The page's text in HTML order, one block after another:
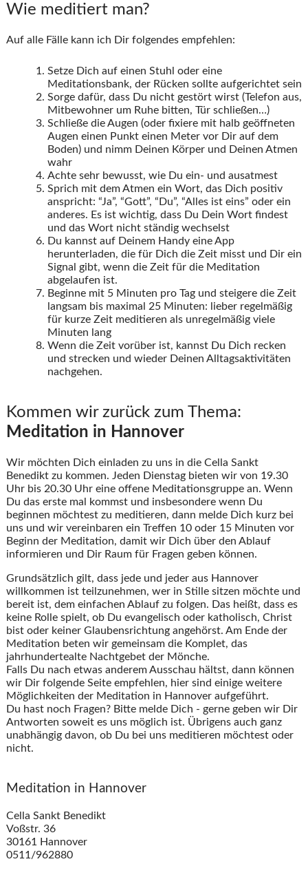
Wie meditiert man?
Auf alle Fälle kann ich Dir folgendes empfehlen:
Setze Dich auf einen Stuhl oder eine
Meditationsbank, der Rücken sollte aufgerichtet sein
Sorge dafür, dass Du nicht gestört wirst (Telefon aus,
Mitbewohner um Ruhe bitten, Tür schließen…)
Schließe die Augen (oder fixiere mit halb geöffneten
Augen einen Punkt einen Meter vor Dir auf dem
Boden) und nimm Deinen Körper und Deinen Atmen
wahr
Achte sehr bewusst, wie Du ein- und ausatmest
Sprich mit dem Atmen ein Wort, das Dich positiv
anspricht: “Ja”, “Gott”, “Du”, “Alles ist eins” oder ein
anderes. Es ist wichtig, dass Du Dein Wort findest
und das Wort nicht ständig wechselst
Du kannst auf Deinem Handy eine App
herunterladen, die für Dich die Zeit misst und Dir ein
Signal gibt, wenn die Zeit für die Meditation
abgelaufen ist.
Beginne mit 5 Minuten pro Tag und steigere die Zeit
langsam bis maximal 25 Minuten: lieber regelmäßig
für kurze Zeit meditieren als unregelmäßig viele
Minuten lang
Wenn die Zeit vorüber ist, kannst Du Dich recken
und strecken und wieder Deinen Alltagsaktivitäten
nachgehen.
Kommen wir zurück zum Thema:
Meditation in Hannover
Wir möchten Dich einladen zu uns in die Cella Sankt
Benedikt zu kommen. Jeden Dienstag bieten wir von 19.30
Uhr bis 20.30 Uhr eine offene Meditationsgruppe an. Wenn
Du das erste mal kommst und insbesondere wenn Du
beginnen möchtest zu meditieren, dann melde Dich kurz bei
uns und wir vereinbaren ein Treffen 10 oder 15 Minuten vor
Beginn der Meditation, damit wir Dich über den Ablauf
informieren und Dir Raum für Fragen geben können.
Grundsätzlich gilt, dass jede und jeder aus Hannover
willkommen ist teilzunehmen, wer in Stille sitzen möchte und
bereit ist, dem einfachen Ablauf zu folgen. Das heißt, dass es
keine Rolle spielt, ob Du evangelisch oder katholisch, Christ
bist oder keiner Glaubensrichtung angehörst. Am Ende der
Meditation beten wir gemeinsam die Komplet, das
jahrhundertealte Nachtgebet der Mönche.
Falls Du nach etwas anderem Ausschau hältst, dann können
wir Dir folgende Seite empfehlen, hier sind einige weitere
Möglichkeiten der Meditation in Hannover aufgeführt.
Du hast noch Fragen? Bitte melde Dich - gerne geben wir Dir
Antworten soweit es uns möglich ist. Übrigens auch ganz
unabhängig davon, ob Du bei uns meditieren möchtest oder
nicht.
Meditation in Hannover
Cella Sankt Benedikt
Voßstr. 36
30161 Hannover
0511/962880